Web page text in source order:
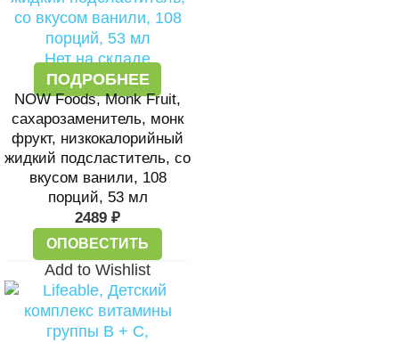
Нет на складе
ПОДРОБНЕЕ
NOW Foods, Monk Fruit,
сахарозаменитель, монк
фрукт, низкокалорийный
жидкий подсластитель, со
вкусом ванили, 108
порций, 53 мл
2489 ₽
ОПОВЕСТИТЬ
Add to Wishlist